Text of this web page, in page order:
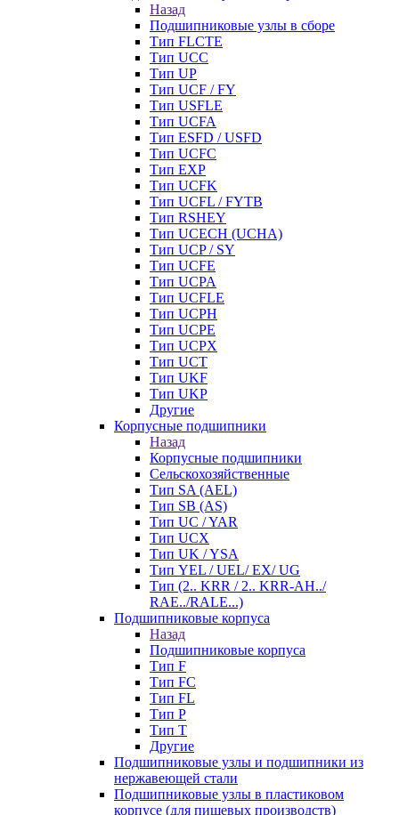
Назад
Подшипниковые узлы в сборе
Тип FLCTE
Тип UCC
Тип UP
Тип UCF / FY
Тип USFLE
Тип UCFA
Тип ESFD / USFD
Тип UCFC
Тип EXP
Тип UCFK
Тип UCFL / FYTB
Тип RSHEY
Тип UCECH (UCHA)
Тип UCP / SY
Тип UCFE
Тип UCPA
Тип UCFLE
Тип UCPH
Тип UCPE
Тип UCPX
Тип UCT
Тип UKF
Тип UKP
Другие
Корпусные подшипники
Назад
Корпусные подшипники
Сельскохозяйственные
Тип SA (AEL)
Тип SB (AS)
Тип UC / YAR
Тип UCX
Тип UK / YSA
Тип YEL / UEL/ EX/ UG
Тип (2.. KRR / 2.. KRR-AH../
RAE../RALE...)
Подшипниковые корпуса
Назад
Подшипниковые корпуса
Тип F
Тип FC
Тип FL
Тип P
Тип T
Другие
Подшипниковые узлы и подшипники из
нержавеющей стали
Подшипниковые узлы в пластиковом
корпусе (для пищевых производств)